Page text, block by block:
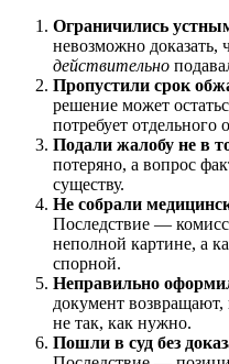
Ограничились
невозможно доказать,
действительно
Пропустили срок
решение может
потребует отдельного
Подали жалобу не в
потеряно, а вопрос
существу.
Не собрали
Последствие —
неполной картине, а
спорной.
Неправильно
документ
не так, как нужно.
Пошли в суд без